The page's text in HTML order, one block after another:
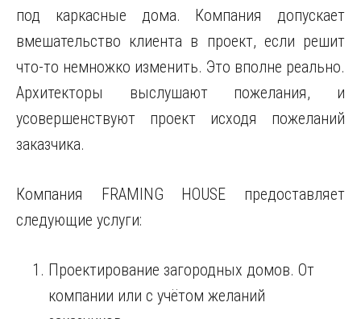
под каркасные дома. Компания допускает
вмешательство клиента в проект, если решит
что-то немножко изменить. Это вполне реально.
Архитекторы выслушают пожелания, и
усовершенствуют проект исходя пожеланий
заказчика.
Компания FRAMING HOUSE предоставляет
следующие услуги:
Проектирование загородных домов. От
компании или с учётом желаний